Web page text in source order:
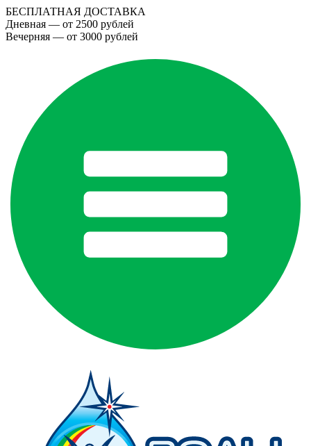
БЕСПЛАТНАЯ ДОСТАВКА
Дневная — от 2500 рублей
Вечерняя — от 3000 рублей